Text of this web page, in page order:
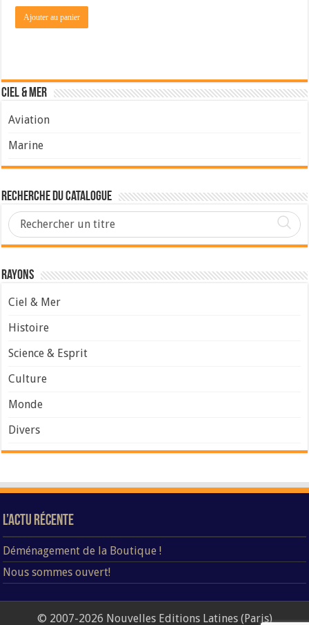
Ajouter au panier
Ciel & Mer
Aviation
Marine
Recherche du Catalogue
Rayons
Ciel & Mer
Histoire
Science & Esprit
Culture
Monde
Divers
L’Actu Récente
Déménagement de la Boutique !
Nous sommes ouvert!
© 2007-2026 Nouvelles Editions Latines (Paris)